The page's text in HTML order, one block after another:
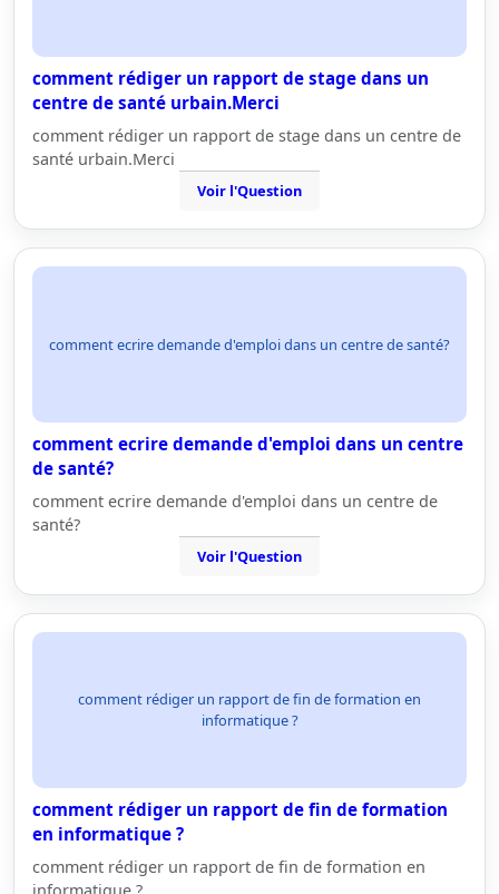
comment rédiger un rapport de stage dans un
centre de santé urbain.Merci
comment rédiger un rapport de stage dans un centre de
santé urbain.Merci
Voir l'Question
comment ecrire demande d'emploi dans un centre de santé?
comment ecrire demande d'emploi dans un centre
de santé?
comment ecrire demande d'emploi dans un centre de
santé?
Voir l'Question
comment rédiger un rapport de fin de formation en
informatique ?
comment rédiger un rapport de fin de formation
en informatique ?
comment rédiger un rapport de fin de formation en